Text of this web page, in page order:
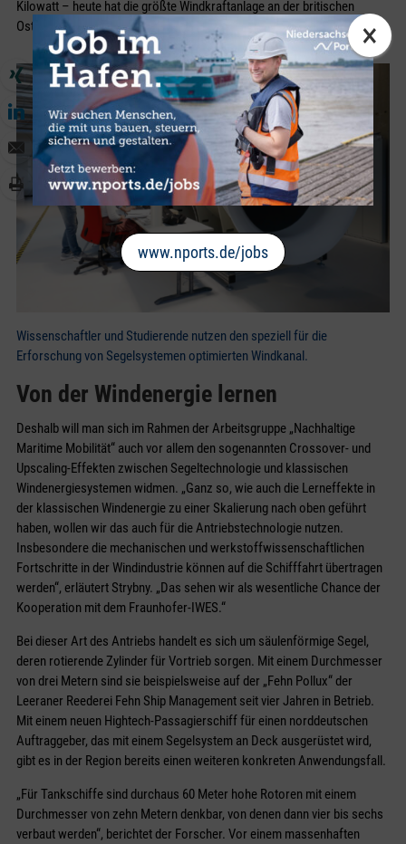
×
www.nports.de/jobs
Kilowatt – heute hat die größte Windkraftanlage an der britischen
Ostküste eine Nennleistung von 14 Megawatt, also das 255-Fache.“
Wissenschaftler und Studierende nutzen den speziell für die
Erforschung von Segelsystemen optimierten Windkanal.
Von der Windenergie lernen
Deshalb will man sich im Rahmen der Arbeitsgruppe „Nachhaltige
Maritime Mobilität“ auch vor allem den sogenannten Crossover- und
Upscaling-Effekten zwischen Segeltechnologie und klassischen
Windenergiesystemen widmen. „Ganz so, wie auch die Lerneffekte in
der klassischen Windenergie zu einer Skalierung nach oben geführt
haben, wollen wir das auch für die Antriebstechnologie nutzen.
Insbesondere die mechanischen und werkstoffwissenschaftlichen
Fortschritte in der Windindustrie können auf die Schifffahrt übertragen
werden“, erläutert Strybny. „Das sehen wir als wesentliche Chance der
Kooperation mit dem Fraunhofer-IWES.“
Bei dieser Art des Antriebs handelt es sich um säulenförmige Segel,
deren rotierende Zylinder für Vortrieb sorgen. Mit einem Durchmesser
von drei Metern sind sie beispielsweise auf der „Fehn Pollux“ der
Leeraner Reederei Fehn Ship Management seit vier Jahren in Betrieb.
Mit einem neuen Hightech-Passagierschiff für einen norddeutschen
Auftraggeber, das mit einem Segelsystem an Deck ausgerüstet wird,
gibt es in der Region bereits einen weiteren konkreten Anwendungsfall.
„Für Tankschiffe sind durchaus 60 Meter hohe Rotoren mit einem
Durchmesser von zehn Metern denkbar, von denen dann vier bis sechs
verbaut werden“, berichtet der Forscher. Vor einem massenhaften